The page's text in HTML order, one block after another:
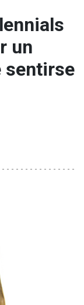
un
sentirse